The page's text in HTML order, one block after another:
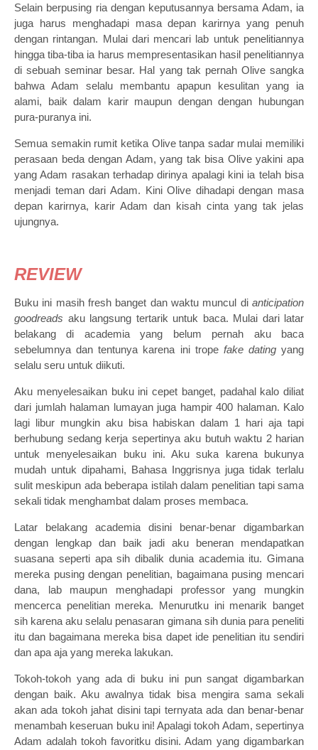
Selain berpusing ria dengan keputusannya bersama Adam, ia
juga harus menghadapi masa depan karirnya yang penuh
dengan rintangan. Mulai dari mencari lab untuk penelitiannya
hingga tiba-tiba ia harus mempresentasikan hasil penelitiannya
di sebuah seminar besar. Hal yang tak pernah Olive sangka
bahwa Adam selalu membantu apapun kesulitan yang ia
alami, baik dalam karir maupun dengan dengan hubungan
pura-puranya ini.
Semua semakin rumit ketika Olive tanpa sadar mulai memiliki
perasaan beda dengan Adam, yang tak bisa Olive yakini apa
yang Adam rasakan terhadap dirinya apalagi kini ia telah bisa
menjadi teman dari Adam. Kini Olive dihadapi dengan masa
depan karirnya, karir Adam dan kisah cinta yang tak jelas
ujungnya.
REVIEW
Buku ini masih fresh banget dan waktu muncul di anticipation
goodreads aku langsung tertarik untuk baca. Mulai dari latar
belakang di academia yang belum pernah aku baca
sebelumnya dan tentunya karena ini trope fake dating yang
selalu seru untuk diikuti.
Aku menyelesaikan buku ini cepet banget, padahal kalo diliat
dari jumlah halaman lumayan juga hampir 400 halaman. Kalo
lagi libur mungkin aku bisa habiskan dalam 1 hari aja tapi
berhubung sedang kerja sepertinya aku butuh waktu 2 harian
untuk menyelesaikan buku ini. Aku suka karena bukunya
mudah untuk dipahami, Bahasa Inggrisnya juga tidak terlalu
sulit meskipun ada beberapa istilah dalam penelitian tapi sama
sekali tidak menghambat dalam proses membaca.
Latar belakang academia disini benar-benar digambarkan
dengan lengkap dan baik jadi aku beneran mendapatkan
suasana seperti apa sih dibalik dunia academia itu. Gimana
mereka pusing dengan penelitian, bagaimana pusing mencari
dana, lab maupun menghadapi professor yang mungkin
mencerca penelitian mereka. Menurutku ini menarik banget
sih karena aku selalu penasaran gimana sih dunia para peneliti
itu dan bagaimana mereka bisa dapet ide penelitian itu sendiri
dan apa aja yang mereka lakukan.
Tokoh-tokoh yang ada di buku ini pun sangat digambarkan
dengan baik. Aku awalnya tidak bisa mengira sama sekali
akan ada tokoh jahat disini tapi ternyata ada dan benar-benar
menambah keseruan buku ini! Apalagi tokoh Adam, sepertinya
Adam adalah tokoh favoritku disini. Adam yang digambarkan